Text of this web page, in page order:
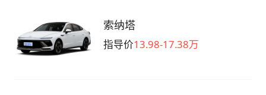
索纳塔
指导价13.98-17.38万